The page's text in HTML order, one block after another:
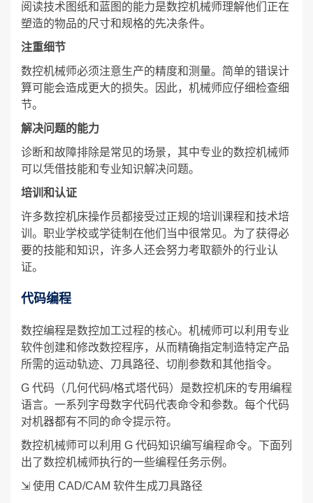
阅读技术图纸和蓝图的能力是数控机械师理解他们正在
塑造的物品的尺寸和规格的先决条件。
注重细节
数控机械师必须注意生产的精度和测量。简单的错误计
算可能会造成更大的损失。因此，机械师应仔细检查细
节。
解决问题的能力
诊断和故障排除是常见的场景，其中专业的数控机械师
可以凭借技能和专业知识解决问题。
培训和认证
许多数控机床操作员都接受过正规的培训课程和技术培
训。职业学校或学徒制在他们当中很常见。为了获得必
要的技能和知识，许多人还会努力考取额外的行业认
证。
代码编程
数控编程是数控加工过程的核心。机械师可以利用专业
软件创建和修改数控程序，从而精确指定制造特定产品
所需的运动轨迹、刀具路径、切削参数和其他指令。
G 代码（几何代码/格式塔代码）是数控机床的专用编程
语言。一系列字母数字代码代表命令和参数。每个代码
对机器都有不同的命令提示符。
数控机械师可以利用 G 代码知识编写编程命令。下面列
出了数控机械师执行的一些编程任务示例。
⇲ 使用 CAD/CAM 软件生成刀具路径